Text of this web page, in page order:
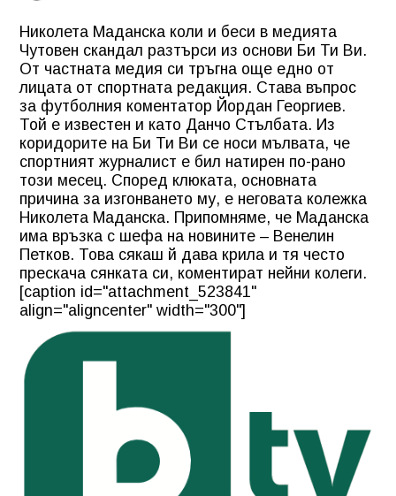
Николета Маданска коли и беси в медията
Чутовен скандал разтърси из основи Би Ти Ви.
От частната медия си тръгна още едно от
лицата от спортната редакция. Става въпрос
за футболния коментатор Йордан Георгиев.
Той е известен и като Данчо Стълбата. Из
коридорите на Би Ти Ви се носи мълвата, че
спортният журналист е бил натирен по-рано
този месец. Според клюката, основната
причина за изгонването му, е неговата колежка
Николета Маданска. Припомняме, че Маданска
има връзка с шефа на новините – Венелин
Петков. Това сякаш й дава крила и тя често
прескача сянката си, коментират нейни колеги.
[caption id="attachment_523841"
align="aligncenter" width="300"]